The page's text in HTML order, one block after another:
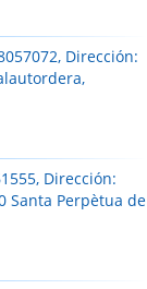
Dirección:
Dirección:
Santa Perpètua de